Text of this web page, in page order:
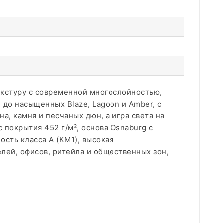
с современной многослойностью,
насыщенных Blaze, Lagoon и Amber, с
камня и песчаных дюн, а игра света на
452 г/м², основа Osnaburg с
класса А (КМ1), высокая
офисов, ритейла и общественных зон,